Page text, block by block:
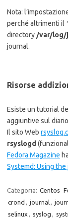
Nota:
perché altrimenti il ​​
directory /var/log/
journal.
Risorse
Esiste un tutorial
aggiuntive sul
Il sito Web
rsyslogd
Fedora Magazine
Systemd: Using the
Categoria: Centos
crond , journal,
selinux , syslog ,